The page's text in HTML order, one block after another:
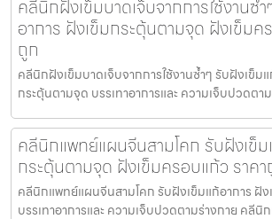
คลีนิกฝังเข็มบาดเจ็บจากการใช้งานซ้
อาการ ฝังเข็มกระตุ้นตามจุด ฝังเข็มค
ถูก
คลีนิกฝังเข็มบาดเจ็บจากการใช้งานซ้ำๆ รับฝังเข็ม
กระตุ้นตามจุด บรรเทาอาการและ ความเจ็บปวดตา
คลีนิกแพทย์แผนจีนสามโคก รับฝังเข็ม
กระตุ้นตามจุด ฝังเข็มครอบแก้ว ราค
คลีนิกแพทย์แผนจีนสามโคก รับฝังเข็มแก้อาการ ฝั
บรรเทาอาการและ ความเจ็บปวดตามร่างกาย คลี